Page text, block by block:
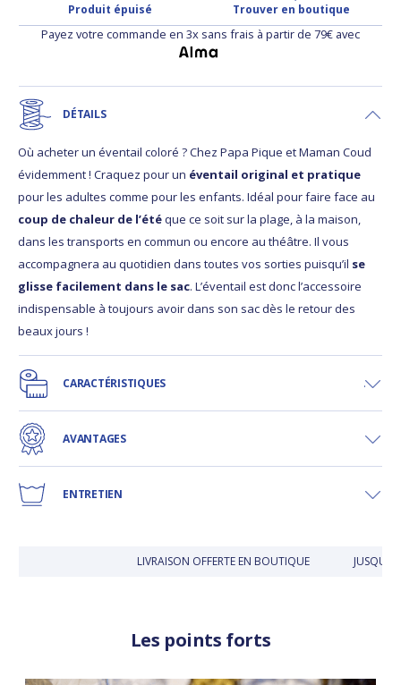
Produit épuisé Trouver en boutique
Payez votre commande en 3x sans frais à partir de 79€ avec
DÉTAILS
Où acheter un éventail coloré ? Chez Papa Pique et Maman Coud
évidemment ! Craquez pour un éventail original et pratique
pour les adultes comme pour les enfants. Idéal pour faire face au
coup de chaleur de l’étéque ce soit sur la plage, à la maison,
dans les transports en commun ou encore au théâtre. Il vous
accompagnera au quotidien dans toutes vos sorties puisqu’il se
glisse facilement dans le sac. L’éventail est donc l’accessoire
indispensable à toujours avoir dans son sac dès le retour des
beaux jours !
CARACTÉRISTIQUES
AVANTAGES
ENTRETIEN
LIVRAISON OFFERTE EN BOUTIQUE JUSQU'À
Les points forts